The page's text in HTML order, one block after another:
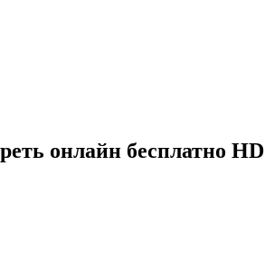
онлайн бесплатно HD